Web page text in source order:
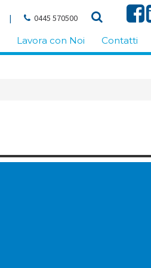
| 0445 570500
Lavora con Noi Contatti